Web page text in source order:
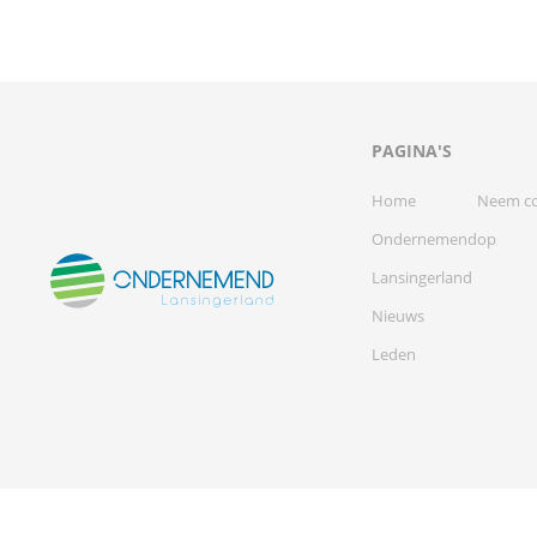
PAGINA'S
Home
Ondernemend
Lansingerland
Nieuws
Leden
Neem
op